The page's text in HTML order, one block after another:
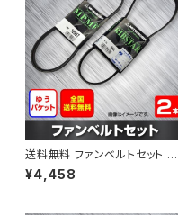
送料無料 ファンベルトセット 日
産 アベニール 型式PW11 H12.1
0～H14.08 （国内トップメーカ
¥4,458